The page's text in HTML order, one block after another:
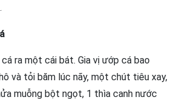
ra một cái bát. Gia vị ướp cá bao
và tỏi băm lúc nãy, một chút tiêu xay,
muỗng bột ngọt, 1 thìa canh nước